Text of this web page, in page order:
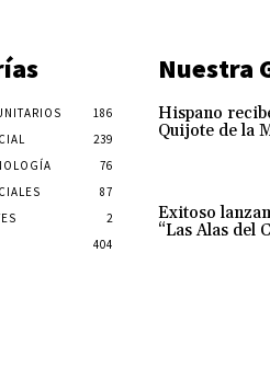
186
239
76
87
2
404
Nuestra
Hispano
Quijote de la
Exitoso
“Las Alas del